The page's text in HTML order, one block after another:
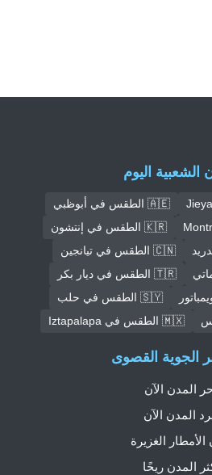
الشعبية اليوم
🇦🇪 الطقس في أبوظبي
🇰🇷 الطقس في إنتشون
🇨🇳 الطقس في تيانجين
🇹🇷 الطقس في ديار بكر
🇸🇾 الطقس في حلب
🇲🇽 الطقس في Iztapalapa
الجوية القصوى
المدن الآن
المدن الآن
الغزيرة
المدن ريحًا